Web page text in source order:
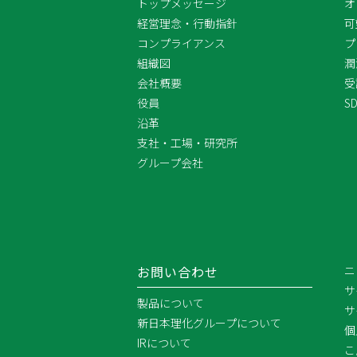
トップメッセージ
経営理念・行動指針
コンプライアンス
組織図
会社概要
役員
沿革
支社・工場・研究所
グループ会社
お問い合わせ
製品について
新日本理化グループについて
IRについて